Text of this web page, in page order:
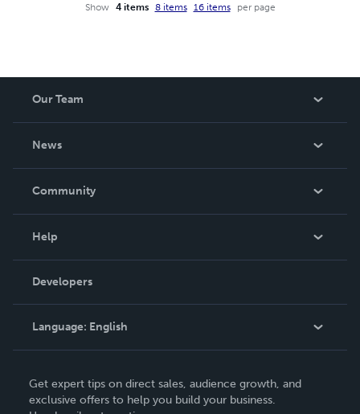
Show
4 items 8 items 16 items per page
Our Team
News
In The News
Community
Podcast
Help
Order Lookup
Knowledge Base
Contact Support
Developers
Language: English
Deutsch
Get expert tips on direct sales, audience growth, and
exclusive offers to help you build your business.